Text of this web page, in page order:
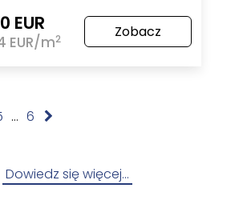
EUR
EUR/m2 Zobacz
... 6
Dowiedz się więcej…